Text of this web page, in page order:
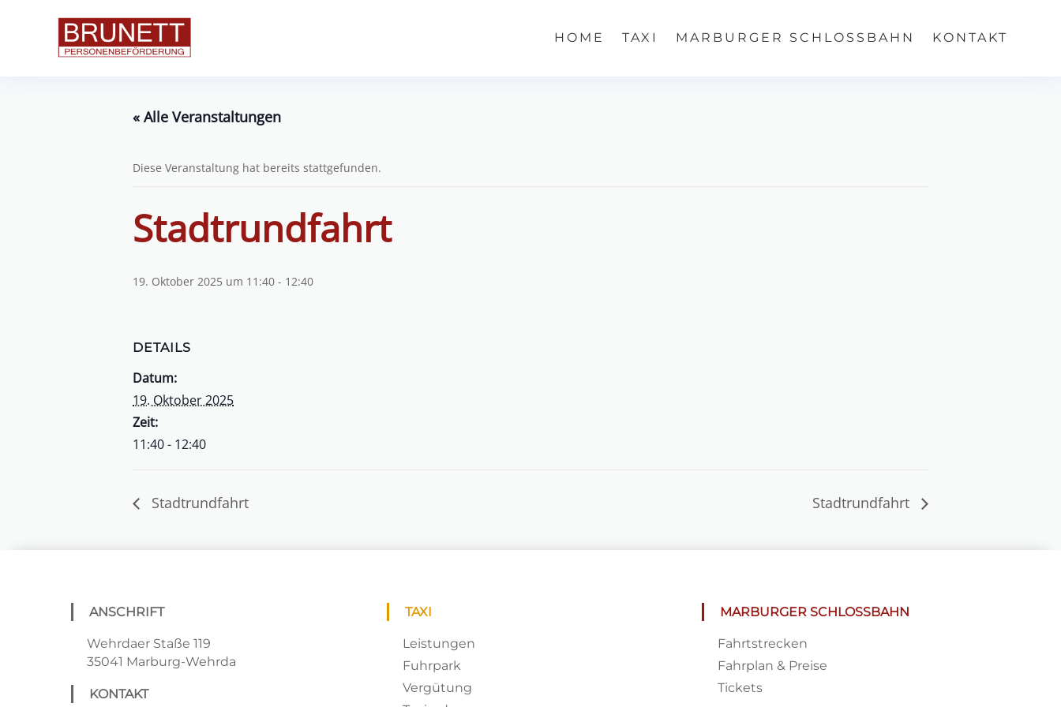
HOME TAXI MARBURGER SCHLOSSBAHN KONTAKT
« Alle Veranstaltungen
Diese Veranstaltung hat bereits stattgefunden.
Stadtrundfahrt
19. Oktober 2025 um 11:40 - 12:40
DETAILS
Datum:
19. Oktober 2025
Zeit:
11:40 - 12:40
Stadtrundfahrt Stadtrundfahrt
ANSCHRIFT
Wehrdaer Staße 119
35041 Marburg-Wehrda
KONTAKT
TAXI
Leistungen
Fuhrpark
Vergütung
MARBURGER SCHLOSSBAHN
Fahrtstrecken
Fahrplan & Preise
Tickets